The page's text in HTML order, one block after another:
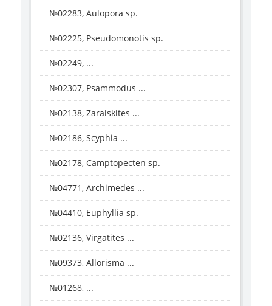
№02283, Aulopora sp.
№02225, Pseudomonotis sp.
№02249, ...
№02307, Psammodus ...
№02138, Zaraiskites ...
№02186, Scyphia ...
№02178, Camptopecten sp.
№04771, Archimedes ...
№04410, Euphyllia sp.
№02136, Virgatites ...
№09373, Allorisma ...
№01268, ...